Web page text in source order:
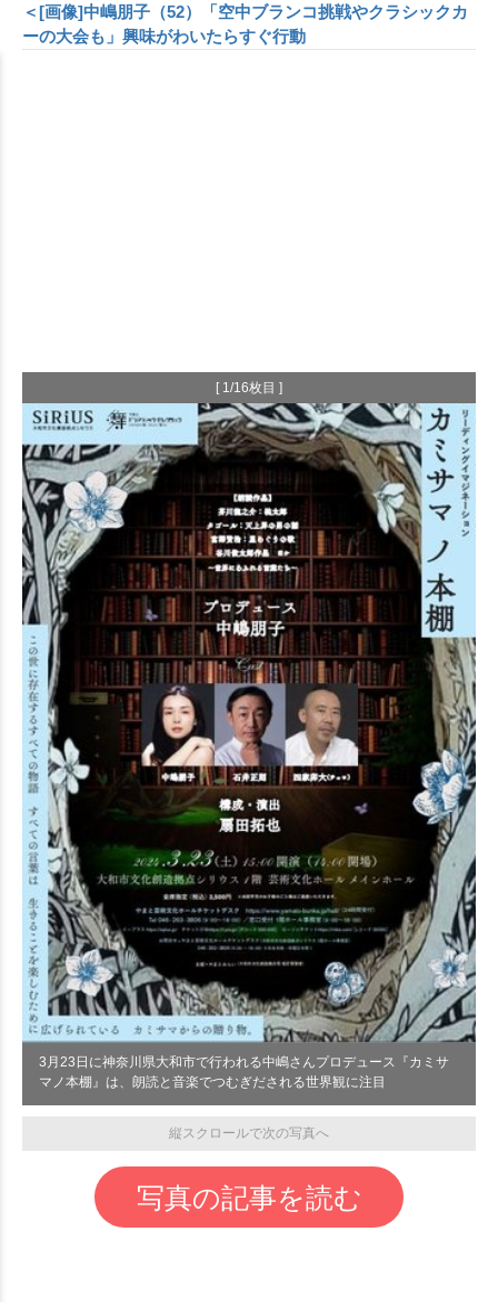
＜[画像]中嶋朋子（52）「空中ブランコ挑戦やクラシックカ
ーの大会も」興味がわいたらすぐ行動
[ 1/16枚目 ]
3月23日に神奈川県大和市で行われる中嶋さんプロデュース『カミサ
マノ本棚』は、朗読と音楽でつむぎだされる世界観に注目
縦スクロールで次の写真へ
写真の記事を読む